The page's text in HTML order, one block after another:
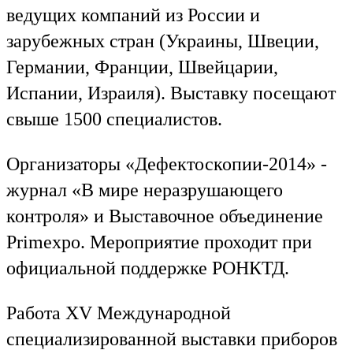
ведущих компаний из России и
зарубежных стран (Украины, Швеции,
Германии, Франции, Швейцарии,
Испании, Израиля). Выставку посещают
свыше 1500 специалистов.
Организаторы «Дефектоскопии-2014» -
журнал «В мире неразрушающего
контроля» и Выставочное объединение
Primexpo. Мероприятие проходит при
официальной поддержке РОНКТД.
Работа XV Международной
специализированной выставки приборов